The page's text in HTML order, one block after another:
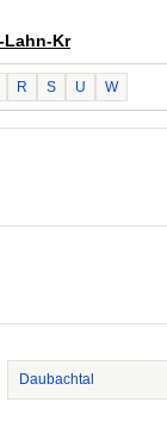
Lahn-Kr
R S U W
Daubachtal